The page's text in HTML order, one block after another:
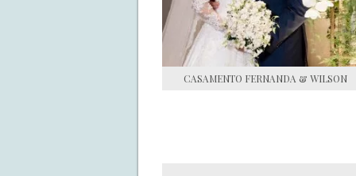
CASAMENTO FERNANDA & WILSON